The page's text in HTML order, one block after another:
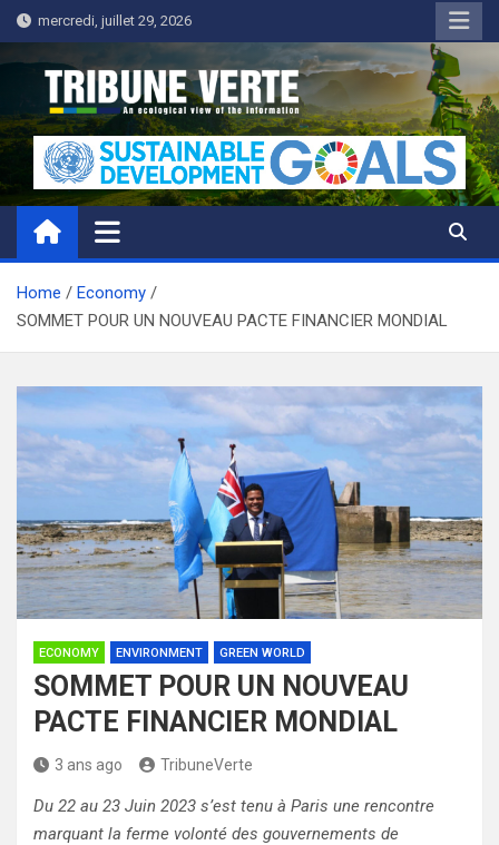
Skip
to
content
mercredi, juillet 29, 2026
Tribune Verte
Un regard écologique de l'information
Home
Economy
SOMMET POUR UN NOUVEAU PACTE FINANCIER MONDIAL
ECONOMY ENVIRONMENT GREEN WORLD
SOMMET POUR UN NOUVEAU
PACTE FINANCIER MONDIAL
3 ans ago TribuneVerte
Du 22 au 23 Juin 2023 s’est tenu à Paris une rencontre
marquant la ferme volonté des gouvernements de